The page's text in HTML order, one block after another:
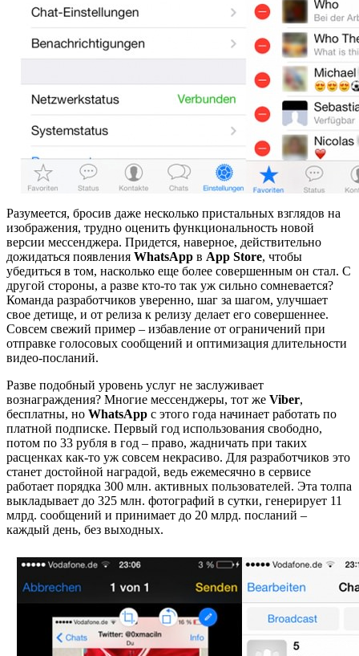
Разумеется, бросив даже несколько пристальных взглядов на
изображения, трудно оценить функциональность новой
версии мессенджера. Придется, наверное, действительно
дожидаться появления WhatsApp в App Store, чтобы
убедиться в том, насколько еще более совершенным он стал. С
другой стороны, а разве кто-то так уж сильно сомневается?
Команда разработчиков уверенно, шаг за шагом, улучшает
свое детище, и от релиза к релизу делает его совершеннее.
Совсем свежий пример – избавление от ограничений при
отправке голосовых сообщений и оптимизация длительности
видео-посланий.
Разве подобный уровень услуг не заслуживает
вознаграждения? Многие мессенджеры, тот же Viber,
бесплатны, но WhatsApp с этого года начинает работать по
платной подписке. Первый год использования свободно,
потом по 33 рубля в год – право, жадничать при таких
расценках как-то уж совсем некрасиво. Для разработчиков это
станет достойной наградой, ведь ежемесячно в сервисе
работает порядка 300 млн. активных пользователей. Эта толпа
выкладывает до 325 млн. фотографий в сутки, генерирует 11
млрд. сообщений и принимает до 20 млрд. посланий –
каждый день, без выходных.